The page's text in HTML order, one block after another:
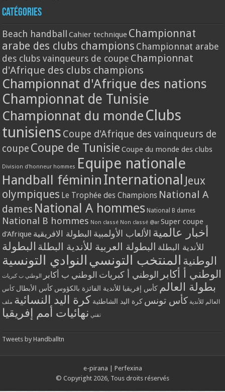
Catégories
Beach handball Cahier technique Championnat
arabe des clubs champions Championnat arabe
des clubs vainqueurs de coupe Championnat
d'Afrique des clubs champions
Championnat d'Afrique des nations
Championnat de Tunisie
Championnat du monde Clubs
tunisiens Coupe d'Afrique des vainqueurs de
coupe Coupe de Tunisie Coupe du monde des clubs
Division d'honneur hommes Equipe nationale
Handball féminin International Jeux
olympiques Le Trophée des Champions National A
dames National A hommes National B dames
National B hommes Non classé Non classé @ar Super coupe
d'Afrique
أخبار عالمية الألعاب الأولمبية البطولة الافريقية
للأندية البطلة البطولة العربية للأندية البطلة البطولة
الوطنية المنتخب التونسي النوادي التونسية
الوطني أ أكابر الوطني أ كبريات الوطني ب أكابر الوطني ب كبريات
بطولة العالم كأس إفريقيا للأندية الفائزة بالكؤوس كأس الأبطال كأس
العالم للأندية كأس تونس كرة اليد الشاطئية كرة اليد النسائية ملف
تقني نهائيات أمم إفريقيا
Tweets by Handballtn
e-pirana
Perfexina
© Copyright 2026, Tous droits réservés